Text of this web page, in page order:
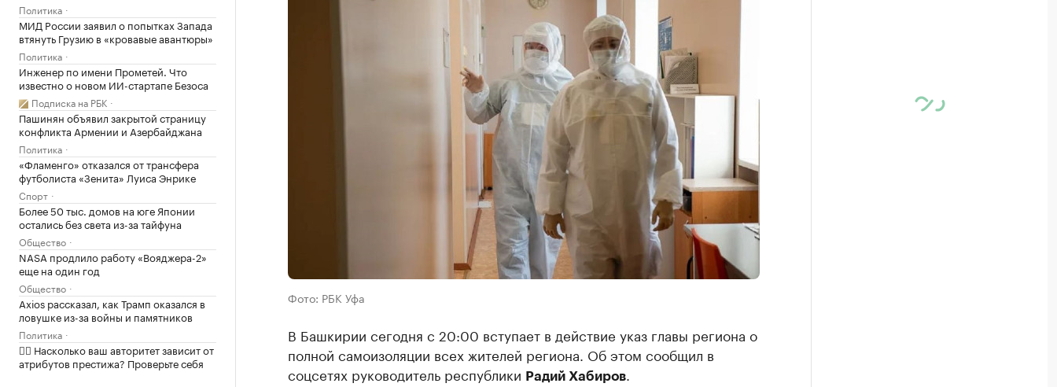
Политика
МИД России заявил о попытках Запада
втянуть Грузию в «кровавые авантюры»
Политика
Инженер по имени Прометей. Что
известно о новом ИИ-стартапе Безоса
Подписка на РБК
Пашинян объявил закрытой страницу
конфликта Армении и Азербайджана
Политика
«Фламенго» отказался от трансфера
футболиста «Зенита» Луиса Энрике
Спорт
Более 50 тыс. домов на юге Японии
остались без света из-за тайфуна
Общество
NASA продлило работу «Вояджера-2»
еще на один год
Общество
Axios рассказал, как Трамп оказался в
ловушке из-за войны и памятников
Политика
✍🏻 Насколько ваш авторитет зависит от
атрибутов престижа? Проверьте себя
Фото: РБК Уфа
В Башкирии сегодня с 20:00 вступает в действие указ главы региона о
полной самоизоляции всех жителей региона. Об этом сообщил в
соцсетях руководитель республики Радий Хабиров.